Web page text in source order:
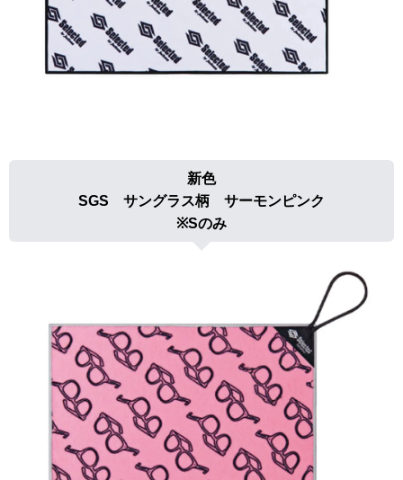
新色
SGS サングラス柄 サーモンピンク
※Sのみ